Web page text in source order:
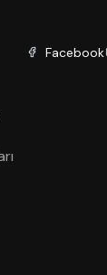
Facebook